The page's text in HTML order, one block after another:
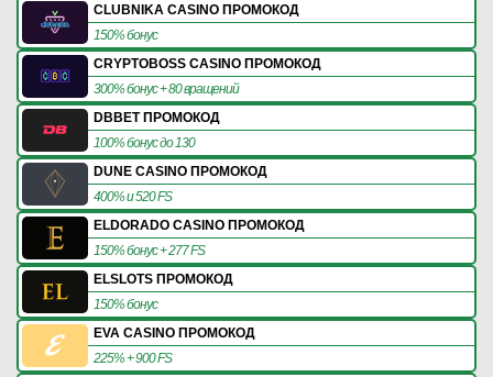
CLUBNIKA CASINO ПРОМОКОД
150% бонус
CRYPTOBOSS CASINO ПРОМОКОД
300% бонус + 80 вращений
DBBET ПРОМОКОД
100% бонус до 130
DUNE CASINO ПРОМОКОД
400% и 520 FS
ELDORADO CASINO ПРОМОКОД
150% бонус + 277 FS
ELSLOTS ПРОМОКОД
150% бонус
EVA CASINO ПРОМОКОД
225% + 900 FS